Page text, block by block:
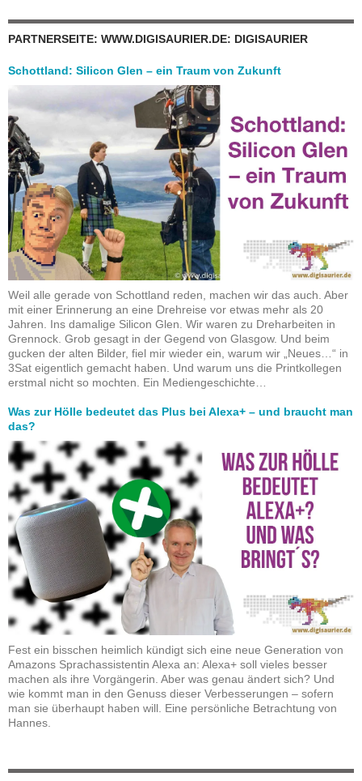
PARTNERSEITE: WWW.DIGISAURIER.DE: DIGISAURIER
Schottland: Silicon Glen – ein Traum von Zukunft
Weil alle gerade von Schottland reden, machen wir das auch. Aber
mit einer Erinnerung an eine Drehreise vor etwas mehr als 20
Jahren. Ins damalige Silicon Glen. Wir waren zu Dreharbeiten in
Grennock. Grob gesagt in der Gegend von Glasgow. Und beim
gucken der alten Bilder, fiel mir wieder ein, warum wir „Neues…“ in
3Sat eigentlich gemacht haben. Und warum uns die Printkollegen
erstmal nicht so mochten. Ein Mediengeschichte…
Was zur Hölle bedeutet das Plus bei Alexa+ – und braucht man
das?
Fest ein bisschen heimlich kündigt sich eine neue Generation von
Amazons Sprachassistentin Alexa an: Alexa+ soll vieles besser
machen als ihre Vorgängerin. Aber was genau ändert sich? Und
wie kommt man in den Genuss dieser Verbesserungen – sofern
man sie überhaupt haben will. Eine persönliche Betrachtung von
Hannes.